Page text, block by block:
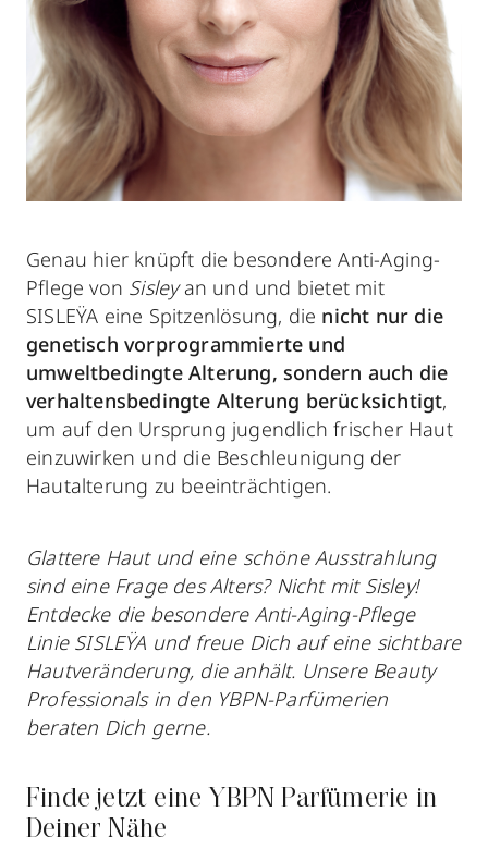
Genau hier knüpft die besondere Anti-Aging-
Pflege von Sisleyan und und bietet mit
SISLEŸA eine Spitzenlösung, die nicht nur die
genetisch vorprogrammierte und
umweltbedingte Alterung, sondern auch die
verhaltensbedingte Alterung berücksichtigt,
um auf den Ursprung jugendlich frischer Haut
einzuwirken und die Beschleunigung der
Hautalterung zu beeinträchtigen.
Glattere Haut und eine schöne Ausstrahlung
sind eine Frage des Alters? Nicht mit Sisley!
Entdecke die besondere Anti-Aging-Pflege
Linie SISLEŸA und freue Dich auf eine sichtbare
Hautveränderung, die anhält. Unsere Beauty
Professionals in den YBPN-Parfümerien
beraten Dich gerne.
Finde jetzt eine YBPN Parfümerie in
Deiner Nähe